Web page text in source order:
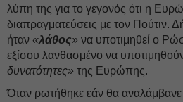
λύπη της για το γεγονός ότι η
διαπραγματεύσεις με τον Πούτιν.
ήταν «λάθος» να υποτιμηθεί ο
εξίσου λανθασμένο να
δυνατότητες» της Ευρώπης.
Όταν ρωτήθηκε εάν θα αναλάμβανε